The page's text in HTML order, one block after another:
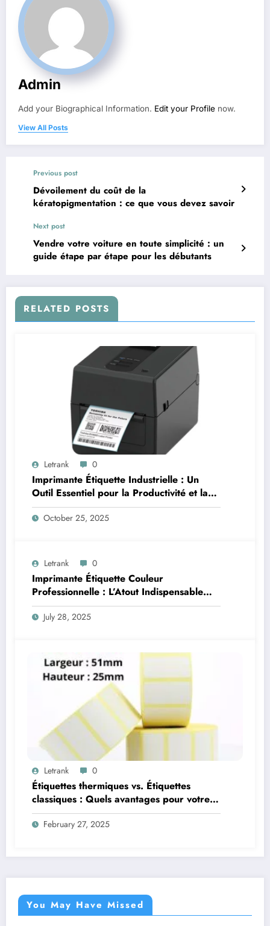
Admin
Add your Biographical Information. Edit your Profile now.
View All Posts
Previous post
Dévoilement du coût de la
kératopigmentation : ce que vous devez savoir
Next post
Vendre votre voiture en toute simplicité : un
guide étape par étape pour les débutants
RELATED POSTS
Letrank 0
Imprimante Étiquette Industrielle : Un
Outil Essentiel pour la Productivité et la
Traçabilité
October 25, 2025
Letrank 0
Imprimante Étiquette Couleur
Professionnelle : L’Atout Indispensable
pour une Identification Visuelle Efficace
July 28, 2025
Letrank 0
Étiquettes thermiques vs. Étiquettes
classiques : Quels avantages pour votre
activité?
February 27, 2025
You May Have Missed